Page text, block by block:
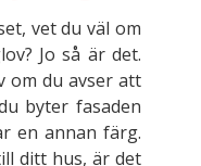
vet du väl om
Jo så är det.
om du avser att
byter fasaden
en annan färg.
ditt hus, är det